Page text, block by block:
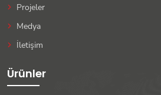
Projeler
Medya
İletişim
Ürünler